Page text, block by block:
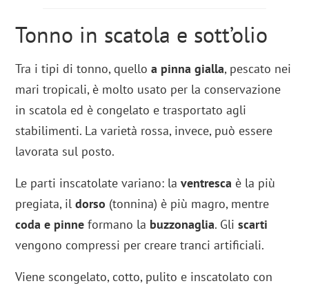
Tonno in scatola e sott’olio
Tra i tipi di tonno, quello a pinna gialla, pescato nei
mari tropicali, è molto usato per la conservazione
in scatola ed è congelato e trasportato agli
stabilimenti. La varietà rossa, invece, può essere
lavorata sul posto.
Le parti inscatolate variano: laventresca è la più
pregiata, ildorso (tonnina) è più magro, mentre
coda e pinne formano la buzzonaglia. Gliscarti
vengono compressi per creare tranci artificiali.
Viene scongelato, cotto, pulito e inscatolato con